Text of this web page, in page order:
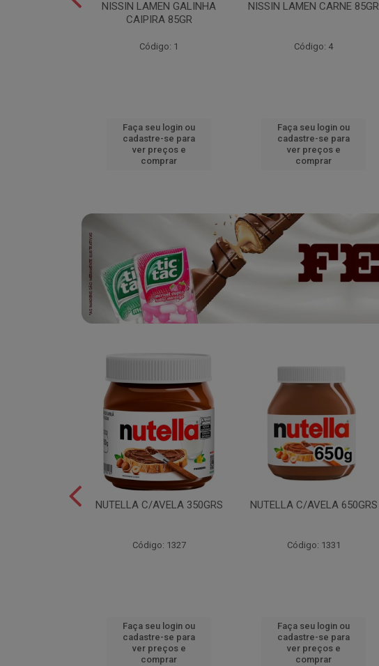
NISSIN LAMEN GALINHA
CAIPIRA 85GR
Código: 1
Faça seu login ou
cadastre-se para
ver preços e
comprar
NISSIN LAMEN CARNE 85GR
Código: 4
Faça seu login ou
cadastre-se para
ver preços e
comprar
NUTELLA C/AVELA 350GRS
Código: 1327
Faça seu login ou
cadastre-se para
ver preços e
comprar
NUTELLA C/AVELA 650GRS
Código: 1331
Faça seu login ou
cadastre-se para
ver preços e
comprar